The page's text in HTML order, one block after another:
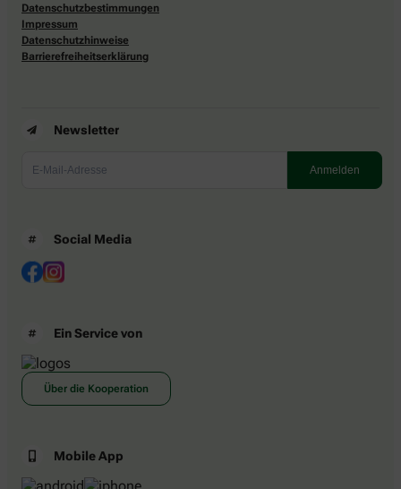
Datenschutzbestimmungen
Impressum
Datenschutzhinweise
Barrierefreiheitserklärung
Newsletter
Social Media
Ein Service von
Über die Kooperation
Mobile App